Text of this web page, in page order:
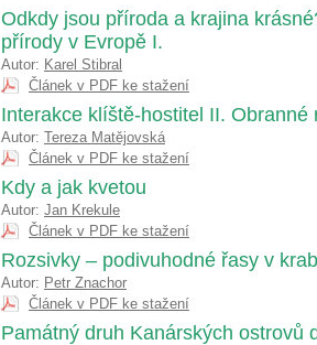
Odkdy jsou příroda a krajina
přírody v Evropě I.
Autor: Karel Stibral
Článek v PDF ke stažení
Interakce klíště-hostitel II. Obranné
Autor: Tereza Matějovská
Článek v PDF ke stažení
Kdy a jak kvetou
Autor: Jan Krekule
Článek v PDF ke stažení
Rozsivky – podivuhodné řasy v
Autor: Petr Znachor
Článek v PDF ke stažení
Památný druh Kanárských ostrovů